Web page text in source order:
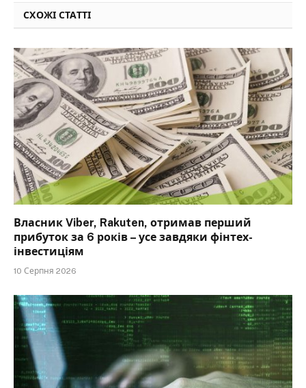
СХОЖІ СТАТТІ
Власник Viber, Rakuten, отримав перший
прибуток за 6 років – усе завдяки фінтех-
інвестиціям
10 Серпня 2026